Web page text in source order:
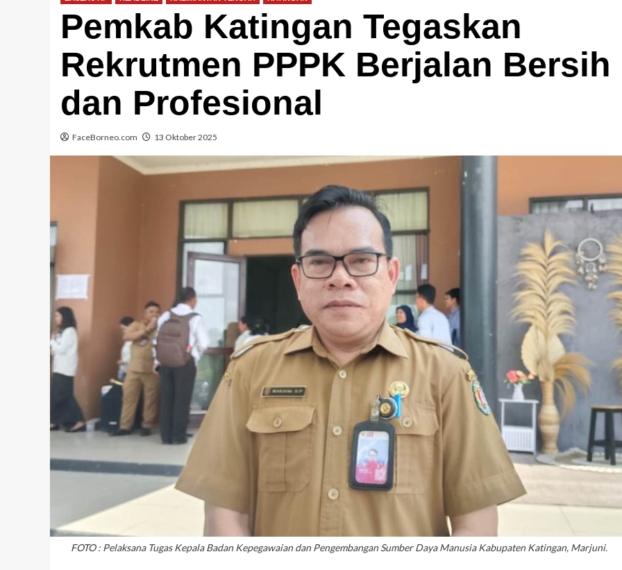
Pemkab Katingan Tegaskan
Rekrutmen PPPK Berjalan Bersih
dan Profesional
FaceBorneo.com 13 Oktober 2025
FOTO : Pelaksana Tugas Kepala Badan Kepegawaian dan Pengembangan Sumber Daya Manusia Kabupaten Katingan, Marjuni.